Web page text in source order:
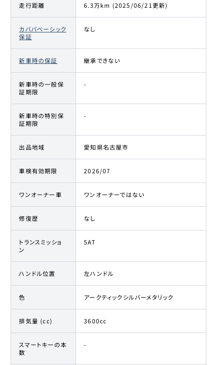
走行距離 6.3万km (2025/06/21更新)
カババベーシック
保証
なし
新車時の保証 継承できない
新車時の一般保
証期限
-
新車時の特別保
証期限
-
出品地域 愛知県名古屋市
車検有効期限 2026/07
ワンオーナー車 ワンオーナーではない
修復歴 なし
トランスミッショ
ン
5AT
ハンドル位置 左ハンドル
色 アークティックシルバーメタリック
排気量 (cc) 3600cc
スマートキーの本
数
-